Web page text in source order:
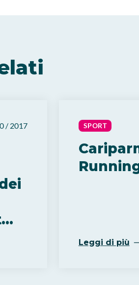
/ 2017 SPORT
Leggi di più